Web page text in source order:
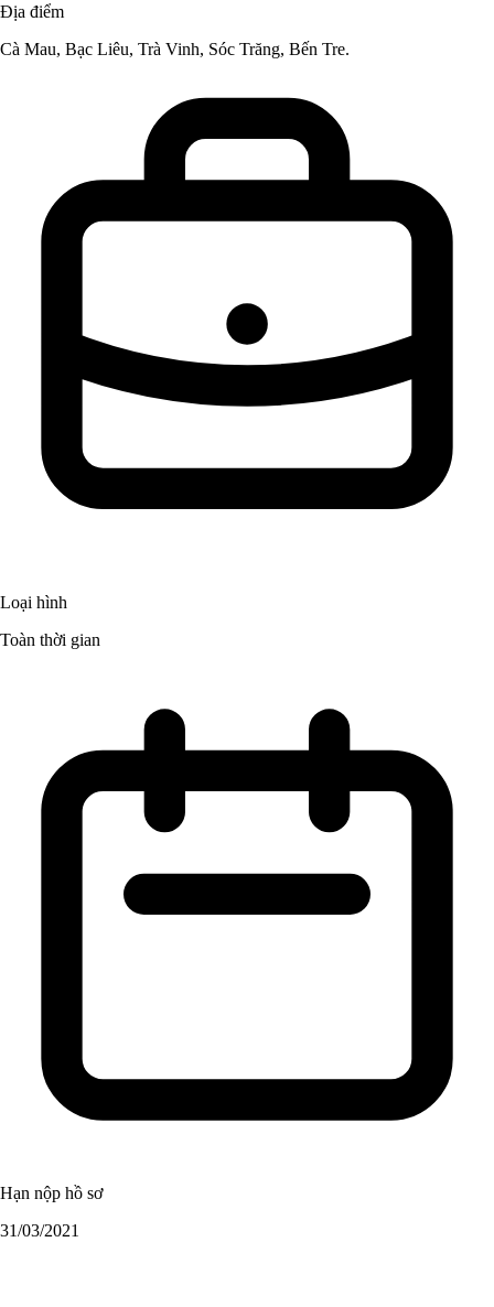
Địa điểm
Cà Mau, Bạc Liêu, Trà Vinh, Sóc Trăng, Bến Tre.
Loại hình
Toàn thời gian
Hạn nộp hồ sơ
31/03/2021